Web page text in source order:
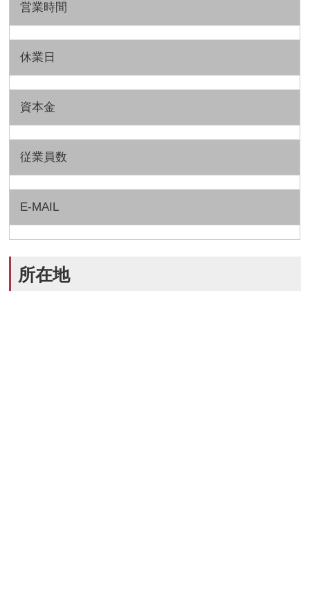
営業時間
休業日
資本金
従業員数
E-MAIL
所在地